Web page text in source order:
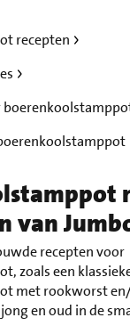
recepten
van
recepten voor
zoals een
met rookworst
en oud in de